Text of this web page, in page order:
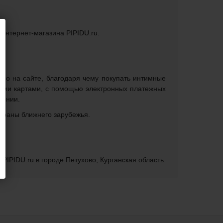
интернет-магазина PIPIDU.ru.
на сайте, благодаря чему покупать интимные
картами, с помощью электронных платежных
ближнего зарубежья.
в городе Петухово, Курганская область.